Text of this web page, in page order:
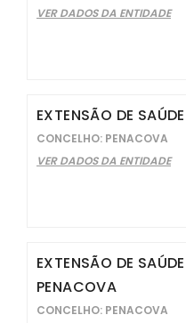
VER DADOS DA ENTIDADE
EXTENSÃO DE
CONCELHO: PENACOVA
VER DADOS DA ENTIDADE
EXTENSÃO DE
PENACOVA
CONCELHO: PENACOVA